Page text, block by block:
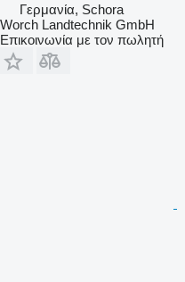
Γερμανία, Schora
Worch Landtechnik GmbH
Επικοινωνία με τον πωλητή